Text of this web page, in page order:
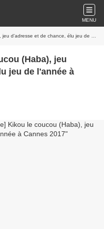
MENU
et de chance, élu jeu de l'année à Cannes 2017
(Haba), jeu
jeu de l'année à